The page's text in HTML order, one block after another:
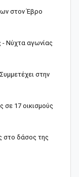
στον Έβρο
Νύχτα αγωνίας
στην
σε 17 οικισμούς
στο δάσος της